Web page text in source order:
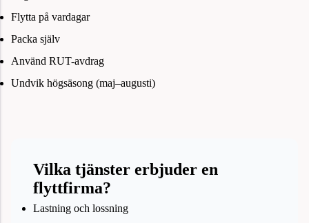
Flytta på vardagar
Packa själv
Använd RUT-avdrag
Undvik högsäsong (maj–augusti)
Vilka tjänster erbjuder en
flyttfirma?
Lastning och lossning